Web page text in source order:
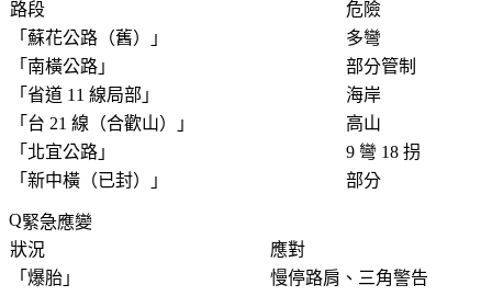
路段
危險
「 蘇花公路（舊） 」
多彎
「 南橫公路 」
部分管制
「 省道 11 線局部 」
海岸
「 台 21 線（合歡山） 」
高山
「 北宜公路 」
9 彎 18 拐
「 新中橫（已封） 」 部分
緊急應變
狀況
應對
「 爆胎 」
慢停路肩、三角警告